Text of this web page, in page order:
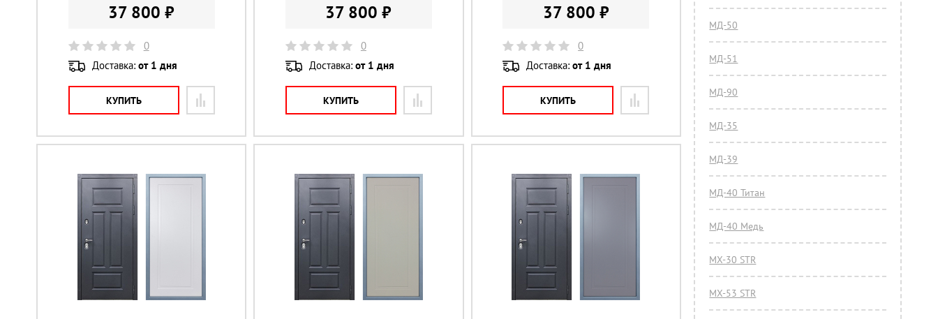
37 800 ₽
0
Доставка: от 1 дня
КУПИТЬ
37 800 ₽
0
Доставка: от 1 дня
КУПИТЬ
37 800 ₽
0
Доставка:от 1 дня
КУПИТЬ
МД-50
МД-51
МД-90
МД-35
МД-39
МД-40 Титан
МД-40 Медь
МХ-30 STR
МХ-53 STR